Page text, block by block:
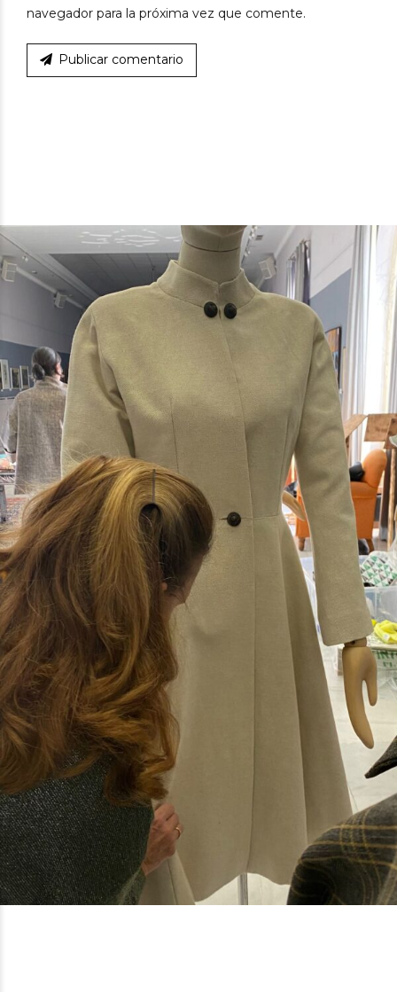
navegador para la próxima vez que comente.
Publicar comentario